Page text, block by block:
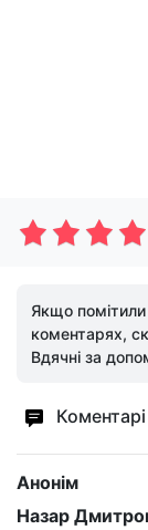
Якщо помітили
коментарях,
Вдячні за
Анонім
Назар